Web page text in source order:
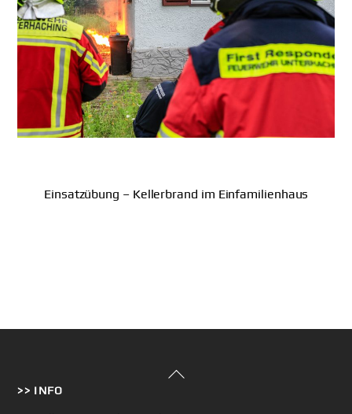
Einsatzübung – Kellerbrand im Einfamilienhaus
Back
>> INFO